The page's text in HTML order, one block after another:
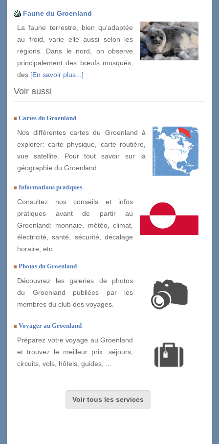
Faune du Groenland
La faune terrestre, bien qu’adaptée
au froid, varie elle aussi selon les
régions. Dans le nord, on observe
principalement des bœufs musqués,
des [En savoir plus...]
Voir aussi
Cartes du Groenland
Nos différentes cartes du Groenland à
explorer: carte physique, carte routière,
vue satellite. Pour tout savoir sur la
géographie du Groenland.
Informations pratiques
Consultez nos conseils et infos
pratiques avant de partir au
Groenland: monnaie, météo, climat,
électricité, santé, sécurité, décalage
horaire, etc.
Photos du Groenland
Découvrez les galeries de photos
du Groenland publiées par les
membres du club des voyages.
Voyager au Groenland
Préparez votre voyage au Groenland
et trouvez le meilleur prix: séjours,
circuits, vols, hôtels, guides, ...
Voir tous les services